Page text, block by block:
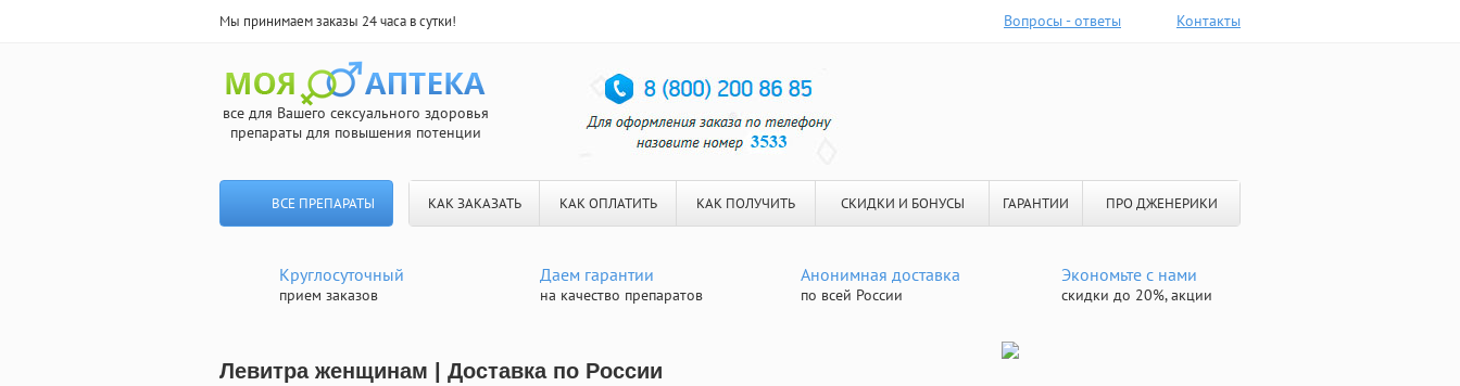
Мы принимаем заказы 24 часа в сутки! Вопросы - ответы Контакты
все для Вашего сексуального здоровья
препараты для повышения потенции
ВСЕ ПРЕПАРАТЫ КАК ЗАКАЗАТЬ КАК ОПЛАТИТЬ КАК ПОЛУЧИТЬ СКИДКИ И БОНУСЫ ГАРАНТИИ ПРО ДЖЕНЕРИКИ
Круглосуточный
прием заказов
Даем гарантии
на качество препаратов
Анонимная доставка
по всей России
Экономьте с нами
скидки до 20%, акции
Левитра женщинам | Доставка по России